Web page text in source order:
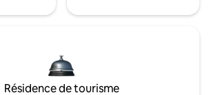
Résidence de tourisme